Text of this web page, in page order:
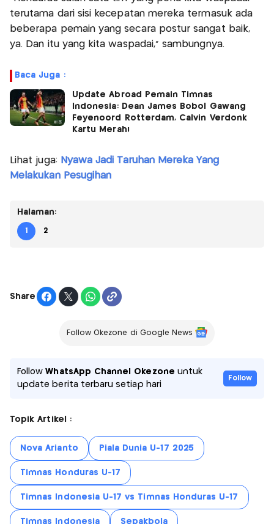
terutama dari sisi kecepatan mereka termasuk ada
beberapa pemain yang secara postur sangat baik,
ya. Dan itu yang kita waspadai,” sambungnya.
Baca Juga :
Update Abroad Pemain Timnas
Indonesia: Dean James Bobol Gawang
Feyenoord Rotterdam, Calvin Verdonk
Kartu Merah!
Lihat juga: Nyawa Jadi Taruhan Mereka Yang
Melakukan Pesugihan
Halaman:
1 2
Share
Follow Okezone di Google News
FollowWhatsApp Channel Okezone untuk
update berita terbaru setiap hari
Follow
Topik Artikel :
Nova Arianto Piala Dunia U-17 2025
Timnas Honduras U-17
Timnas Indonesia U-17 vs Timnas Honduras U-17
Timnas Indonesia Sepakbola